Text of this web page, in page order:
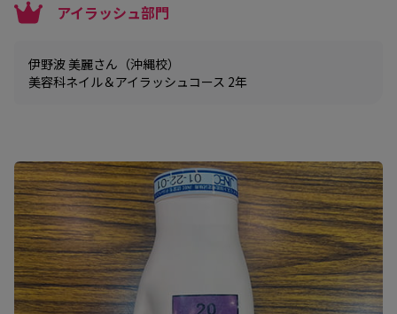
アイラッシュ部門
伊野波 美麗さん（沖縄校）
美容科ネイル＆アイラッシュコース 2年